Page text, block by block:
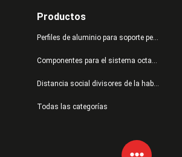
Productos
Perfiles de aluminio para soporte personalizado
Componentes para el sistema octanorm
Distancia social divisores de la habitación
Todas las categorías